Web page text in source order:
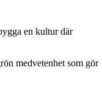
en kultur där
medvetenhet som gör